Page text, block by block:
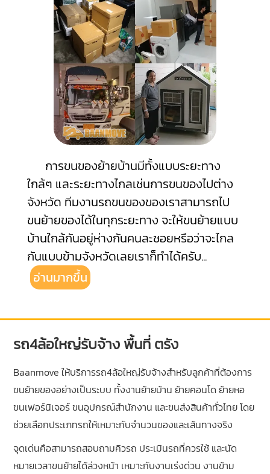
การขนของย้ายบ้านมีทั้งแบบระยะทาง
ใกล้ๆ และระยะทางไกลเช่นการขนของไปต่าง
จังหวัด ทีมงานรถขนของของเราสามารถไป
ขนย้ายของได้ในทุกระยะทาง จะให้ขนย้ายแบบ
บ้านใกล้กันอยู่ห่างกันคนละซอยหรือว่าจะไกล
กันแบบข้ามจังหวัดเลยเราก็ทำได้ครับ...
อ่านมากขึ้น
รถ4ล้อใหญ่รับจ้าง พื้นที่ ตรัง
Baanmove ให้บริการรถ4ล้อใหญ่รับจ้างสำหรับลูกค้าที่ต้องการ
ขนย้ายของอย่างเป็นระบบ ทั้งงานย้ายบ้าน ย้ายคอนโด ย้ายหอ
ขนเฟอร์นิเจอร์ ขนอุปกรณ์สำนักงาน และขนส่งสินค้าทั่วไทย โดย
ช่วยเลือกประเภทรถให้เหมาะกับจำนวนของและเส้นทางจริง
จุดเด่นคือสามารถสอบถามคิวรถ ประเมินรถที่ควรใช้ และนัด
หมายเวลาขนย้ายได้ล่วงหน้า เหมาะกับงานเร่งด่วน งานข้าม